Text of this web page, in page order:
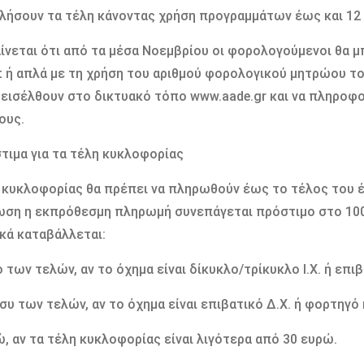
τα τέλη κάνοντας χρήση προγραμμάτων έως και
ότι από τα μέσα Νοεμβρίου οι φορολογούμενοι
ή απλά με τη χρήση του αριθμού φορολογικού μητρώου
στο δικτυακό τόπο www.aade.gr και να
για τα τέλη κυκλοφορίας
θα πρέπει να πληρωθούν έως το τέλος του
η εκπρόθεσμη πληρωμή συνεπάγεται πρόστιμο στο
καταβάλλεται:
τελών, αν το όχημα είναι δίκυκλο/τρίκυκλο Ι.Χ. ή
των τελών, αν το όχημα είναι επιβατικό Δ.Χ. ή
αν τα τέλη κυκλοφορίας είναι λιγότερα από 30 ευρώ.